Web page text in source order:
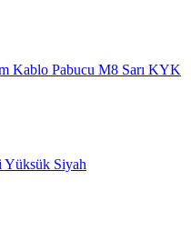
Kablo Pabucu M8 Sarı KYK
Yüksük Siyah